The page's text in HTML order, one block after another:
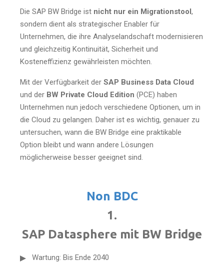
Die SAP BW Bridge ist nicht nur ein Migrationstool,
sondern dient als strategischer Enabler für
Unternehmen, die ihre Analyselandschaft modernisieren
und gleichzeitig Kontinuität, Sicherheit und
Kosteneffizienz gewährleisten möchten.
Mit der Verfügbarkeit der SAP Business Data Cloud
und der BW Private Cloud Edition (PCE) haben
Unternehmen nun jedoch verschiedene Optionen, um in
die Cloud zu gelangen. Daher ist es wichtig, genauer zu
untersuchen, wann die BW Bridge eine praktikable
Option bleibt und wann andere Lösungen
möglicherweise besser geeignet sind.
Non BDC
1.
SAP Datasphere mit BW Bridge
Wartung: Bis Ende 2040